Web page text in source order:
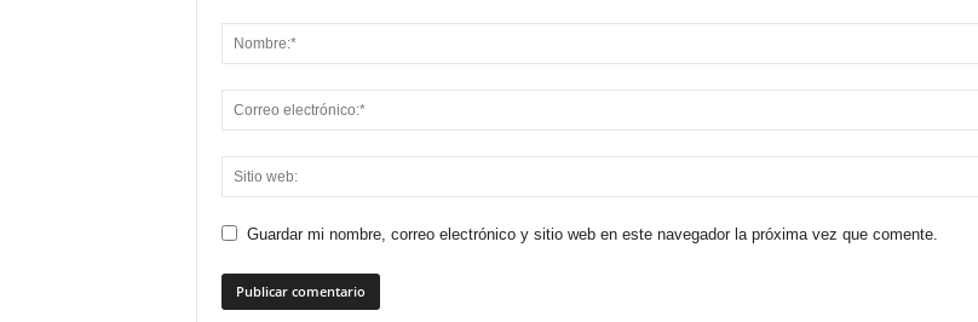
Guardar mi nombre, correo electrónico y sitio web en este navegador la próxima vez que comente.